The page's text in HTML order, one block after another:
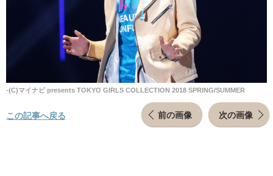
-(C)マイナビ presents TOKYO GIRLS COLLECTION 2018 SPRING/SUMMER
前の画像 次の画像
この記事へ戻る